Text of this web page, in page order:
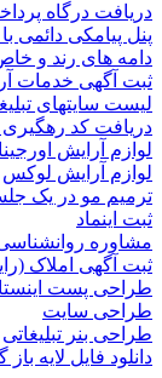
دریافت درگاه
پنل پیامکی دائمی
دامه های رند و
ثبت آگهی خدمات
لیست سایتهای
دریافت کد رهگیری
لوازم آرایش
لوازم آرایش لوکس
ترمیم مو در یک
ثبت اینماد
مشاوره
ثبت آگهی املاک
طراحی پست
طراحی سایت
طراحی بنر تبلیغاتی
دانلود فایل لایه